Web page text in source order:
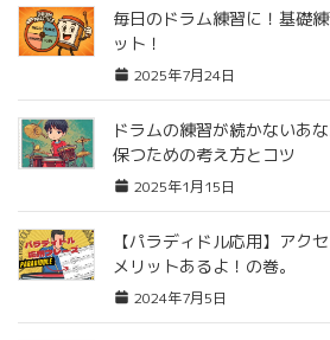
毎日のドラム練習に！基礎
ット！
2025年7月24日
ドラムの練習が続かないあ
保つための考え方とコツ
2025年1月15日
【パラディドル応用】アク
メリットあるよ！の巻。
2024年7月5日